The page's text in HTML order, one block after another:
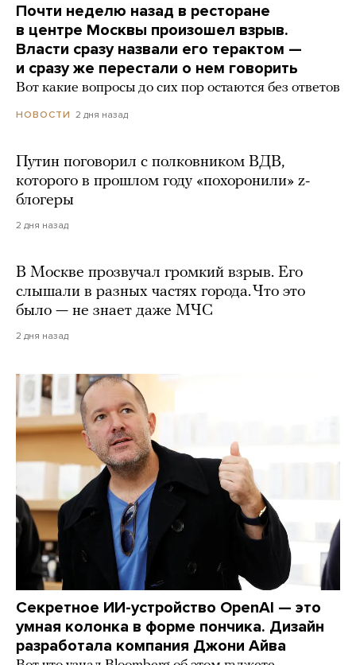
Почти неделю назад в ресторане
в центре Москвы произошел взрыв.
Власти сразу назвали его терактом —
и сразу же перестали о нем говорить
Вот какие вопросы до сих пор остаются без ответов
НОВОСТИ 2 дня назад
Путин поговорил с полковником ВДВ,
которого в прошлом году «похоронили» z-
блогеры
2 дня назад
В Москве прозвучал громкий взрыв. Его
слышали в разных частях города. Что это
было — не знает даже МЧС
2 дня назад
Секретное ИИ-устройство OpenAI — это
умная колонка в форме пончика. Дизайн
разработала компания Джони Айва